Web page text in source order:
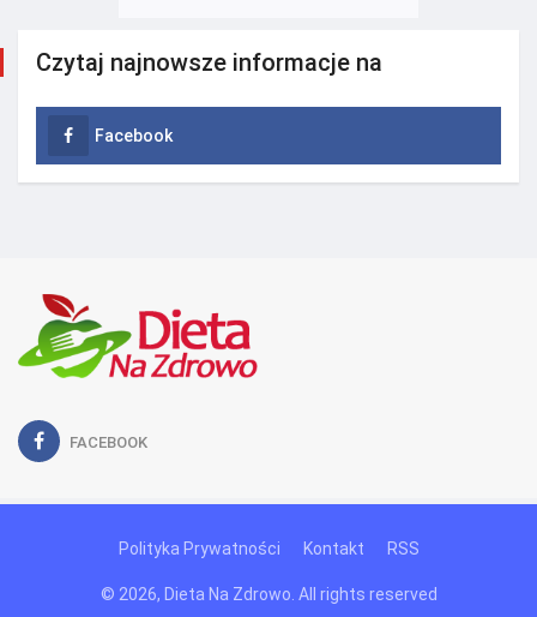
Czytaj najnowsze informacje na
Facebook
FACEBOOK
Polityka Prywatności Kontakt RSS
© 2026, Dieta Na Zdrowo. All rights reserved